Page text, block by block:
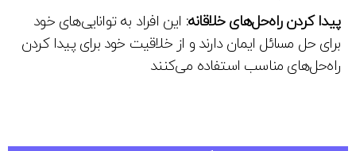
پیدا کردن راه‌حل‌های خلاقانه:این افراد به توانایی‌های خود
برای حل مسائل ایمان دارند و از خلاقیت خود برای پیدا کردن
راه‌حل‌های مناسب استفاده می‌کنند